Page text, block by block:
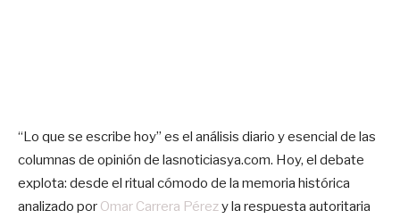
“Lo que se escribe hoy” es el análisis diario y esencial de las
columnas de opinión de lasnoticiasya.com. Hoy, el debate
explota: desde el ritual cómodo de la memoria histórica
analizado por Omar Carrera Pérezy la respuesta autoritaria